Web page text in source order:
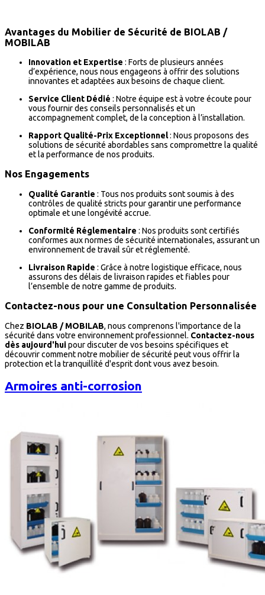
Avantages du Mobilier de Sécurité de BIOLAB /
MOBILAB
Innovation et Expertise : Forts de plusieurs années
d’expérience, nous nous engageons à offrir des solutions
innovantes et adaptées aux besoins de chaque client.
Service Client Dédié : Notre équipe est à votre écoute pour
vous fournir des conseils personnalisés et un
accompagnement complet, de la conception à l’installation.
Rapport Qualité-Prix Exceptionnel: Nous proposons des
solutions de sécurité abordables sans compromettre la qualité
et la performance de nos produits.
Nos Engagements
Qualité Garantie : Tous nos produits sont soumis à des
contrôles de qualité stricts pour garantir une performance
optimale et une longévité accrue.
Conformité Réglementaire : Nos produits sont certifiés
conformes aux normes de sécurité internationales, assurant un
environnement de travail sûr et réglementé.
Livraison Rapide : Grâce à notre logistique efficace, nous
assurons des délais de livraison rapides et fiables pour
l’ensemble de notre gamme de produits.
Contactez-nous pour une Consultation Personnalisée
Chez BIOLAB / MOBILAB, nous comprenons l'importance de la
sécurité dans votre environnement professionnel. Contactez-nous
dès aujourd'huipour discuter de vos besoins spécifiques et
découvrir comment notre mobilier de sécurité peut vous offrir la
protection et la tranquillité d'esprit dont vous avez besoin.
Armoires anti-corrosion